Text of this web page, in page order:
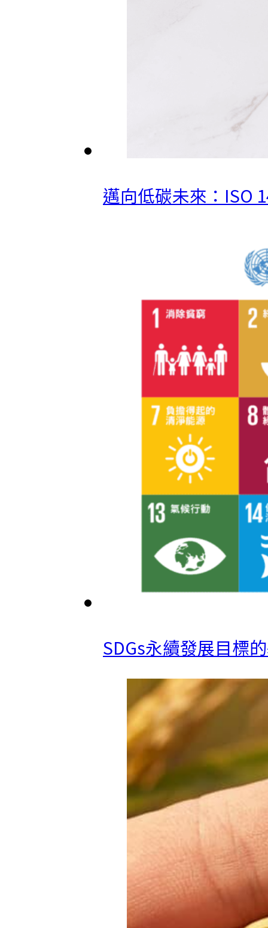
邁向低碳未來：ISO
SDGs永續發展目標